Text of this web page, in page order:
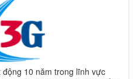
10 năm trong lĩnh vực